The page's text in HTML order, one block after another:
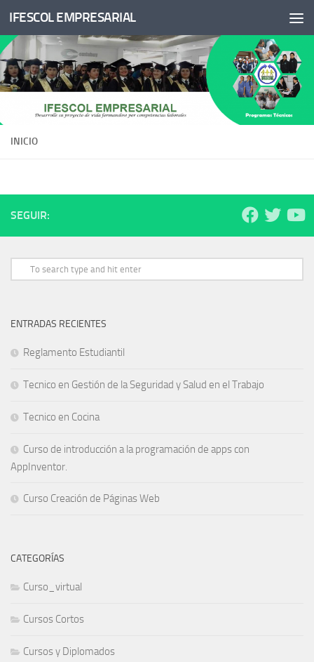
Saltar al contenido
IFESCOL EMPRESARIAL
INICIO
SEGUIR:
ENTRADAS RECIENTES
Reglamento Estudiantil
Tecnico en Gestión de la Seguridad y Salud en el Trabajo
Tecnico en Cocina
Curso de introducción a la programación de apps con
AppInventor.
Curso Creación de Páginas Web
CATEGORÍAS
Curso_virtual
Cursos Cortos
Cursos y Diplomados